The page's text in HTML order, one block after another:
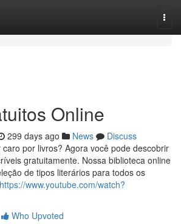
Online
299 days ago News
Discuss
por livros? Agora você pode descobrir
gratuitamente. Nossa biblioteca online
de tipos literários para todos os
https://www.youtube.com/watch?
Who Upvoted